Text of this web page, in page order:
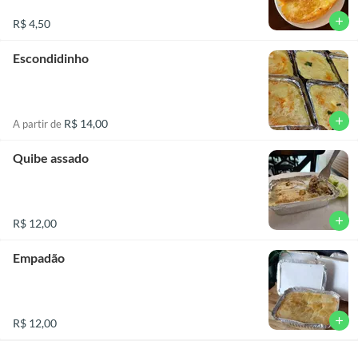
R$ 4,50 add
Escondidinho
A partir de R$ 14,00 add
Quibe assado
R$ 12,00 add
Empadão
R$ 12,00 add